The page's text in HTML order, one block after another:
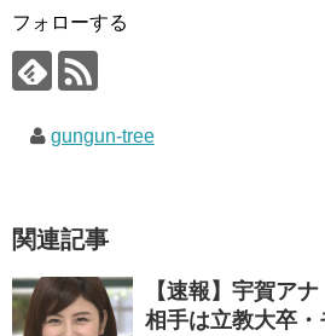
ウ
ィ
ン
ド
ウ
で
ま
す
て
く
い
ウ
す
)
フォローする
gungun-tree
関連記事
【速報】宇賀ア
相手は立教大卒